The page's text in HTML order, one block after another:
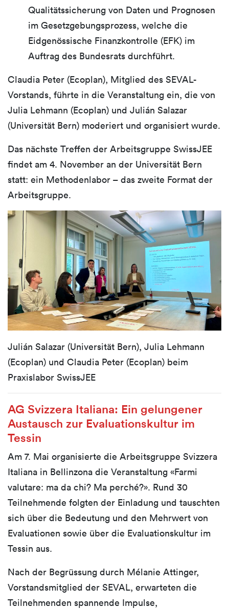
Qualitätssicherung von Daten und Prognosen
im Gesetzgebungsprozess, welche die
Eidgenössische Finanzkontrolle (EFK) im
Auftrag des Bundesrats durchführt.
Claudia Peter (Ecoplan), Mitglied des SEVAL-
Vorstands, führte in die Veranstaltung ein, die von
Julia Lehmann (Ecoplan) und Julián Salazar
(Universität Bern) moderiert und organisiert wurde.
Das nächste Treffen der Arbeitsgruppe SwissJEE
findet am 4. November an der Universität Bern
statt: ein Methodenlabor – das zweite Format der
Arbeitsgruppe.
Julián Salazar (Universität Bern), Julia Lehmann
(Ecoplan) und Claudia Peter (Ecoplan) beim
Praxislabor SwissJEE
AG Svizzera Italiana: Ein gelungener
Austausch zur Evaluationskultur im
Tessin
Am 7. Mai organisierte die Arbeitsgruppe Svizzera
Italiana in Bellinzona die Veranstaltung «Farmi
valutare: ma da chi? Ma perché?». Rund 30
Teilnehmende folgten der Einladung und tauschten
sich über die Bedeutung und den Mehrwert von
Evaluationen sowie über die Evaluationskultur im
Tessin aus.
Nach der Begrüssung durch Mélanie Attinger,
Vorstandsmitglied der SEVAL, erwarteten die
Teilnehmenden spannende Impulse,